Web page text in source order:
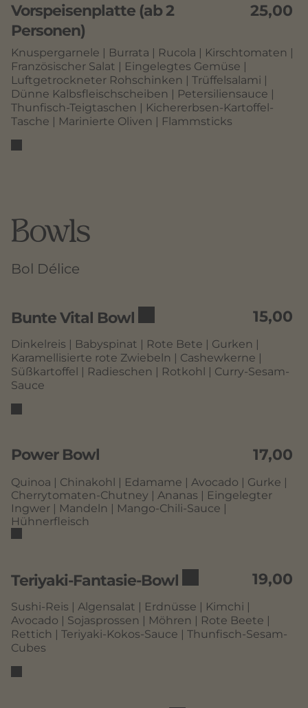
Vorspeisenplatte (ab 2
Personen)
25,00
Knuspergarnele | Burrata | Rucola | Kirschtomaten |
Französischer Salat | Eingelegtes Gemüse |
Luftgetrockneter Rohschinken | Trüffelsalami |
Dünne Kalbsfleischscheiben | Petersiliensauce |
Thunfisch-Teigtaschen | Kichererbsen-Kartoffel-
Tasche | Marinierte Oliven | Flammsticks
Bowls
Bol Délice
Bunte Vital Bowl 15,00
Dinkelreis | Babyspinat | Rote Bete | Gurken |
Karamellisierte rote Zwiebeln | Cashewkerne |
Süßkartoffel | Radieschen | Rotkohl | Curry-Sesam-
Sauce
Power Bowl 17,00
Quinoa | Chinakohl | Edamame | Avocado | Gurke |
Cherrytomaten-Chutney | Ananas | Eingelegter
Ingwer | Mandeln | Mango-Chili-Sauce |
Hühnerfleisch
Teriyaki-Fantasie-Bowl 19,00
Sushi-Reis | Algensalat | Erdnüsse | Kimchi |
Avocado | Sojasprossen | Möhren | Rote Beete |
Rettich | Teriyaki-Kokos-Sauce | Thunfisch-Sesam-
Cubes